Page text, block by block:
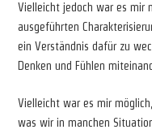
Vielleicht jedoch war es mir
ausgeführten
ein Verständnis dafür zu
Denken und Fühlen
Vielleicht war es mir
was wir in manchen